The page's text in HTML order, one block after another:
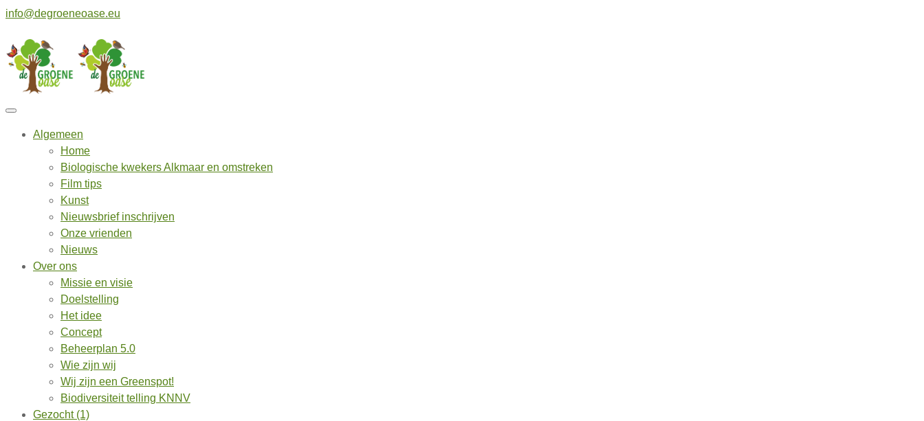
info@degroeneoase.eu
Algemeen
Home
Biologische kwekers Alkmaar en omstreken
Film tips
Kunst
Nieuwsbrief inschrijven
Onze vrienden
Nieuws
Over ons
Missie en visie
Doelstelling
Het idee
Concept
Beheerplan 5.0
Wie zijn wij
Wij zijn een Greenspot!
Biodiversiteit telling KNNV
Gezocht (1)